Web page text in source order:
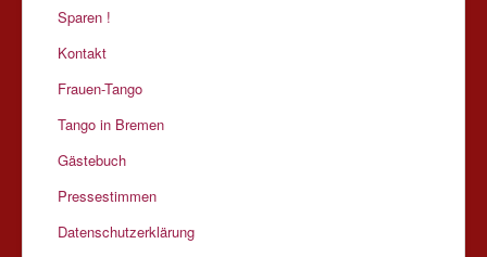
Sparen !
Kontakt
Frauen-Tango
Tango in Bremen
Gästebuch
Pressestimmen
Datenschutzerklärung